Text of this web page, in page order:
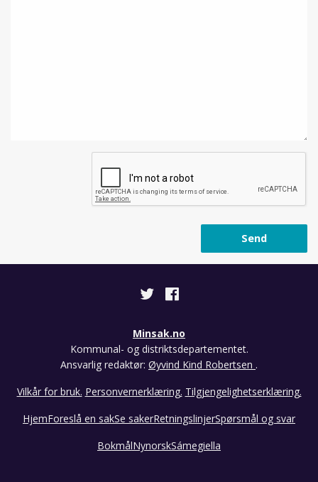
Send
Minsak.no
Kommunal- og distriktsdepartementet.
Ansvarlig redaktør: Øyvind Kind Robertsen .
Vilkår for bruk. Personvernerklæring. Tilgjengelighetserklæring.
HjemForeslå en sakSe sakerRetningslinjerSpørsmål og svar
BokmålNynorskSámegiella